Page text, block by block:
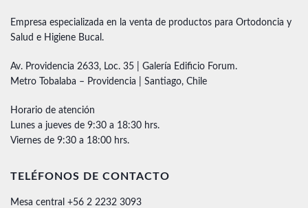
Empresa especializada en la venta de productos para Ortodoncia y
Salud e Higiene Bucal.
Av. Providencia 2633, Loc. 35 | Galería Edificio Forum.
Metro Tobalaba – Providencia | Santiago, Chile
Horario de atención
Lunes a jueves de 9:30 a 18:30 hrs.
Viernes de 9:30 a 18:00 hrs.
TELÉFONOS DE CONTACTO
Mesa central +56 2 2232 3093